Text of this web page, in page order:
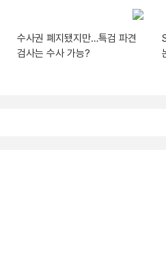
수사권 폐지됐지만…특검 파견
검사는 수사 가능?